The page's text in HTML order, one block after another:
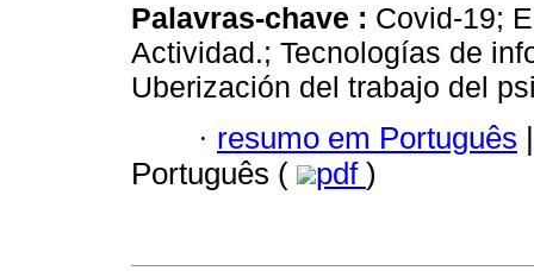
Palavras-chave : Covid-19;
Actividad.; Tecnologías de
Uberización del trabajo del
· resumo em Português |
Português (
pdf )